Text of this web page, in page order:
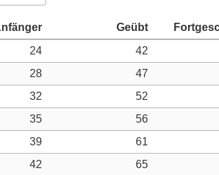
24 42
28 47
32 52
35 56
39 61
42 65